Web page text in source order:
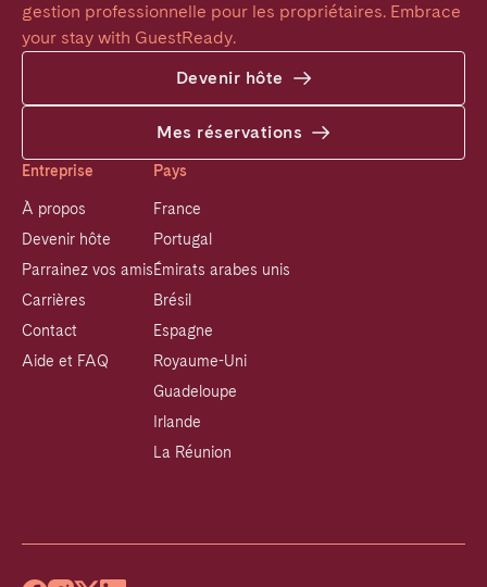
gestion professionnelle pour les propriétaires. Embrace
your stay with GuestReady.
Devenir hôte
Mes réservations
Entreprise
À propos
Devenir hôte
Parrainez vos amis
Carrières
Contact
Aide et FAQ
Pays
France
Portugal
Émirats arabes unis
Brésil
Espagne
Royaume-Uni
Guadeloupe
Irlande
La Réunion